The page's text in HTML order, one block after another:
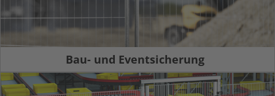
Bau- und Eventsicherung